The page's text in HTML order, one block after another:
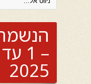
2025